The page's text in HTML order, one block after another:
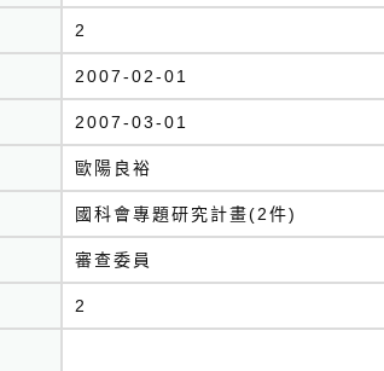
2
2007-02-01
2007-03-01
歐陽良裕
國科會專題研究計畫(2件)
審查委員
2